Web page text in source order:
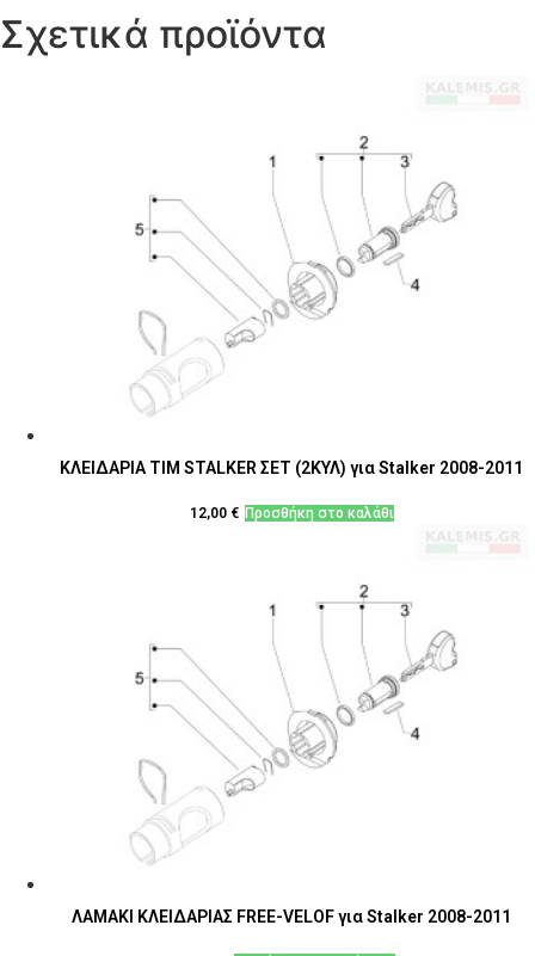
Σχετικά προϊόντα
ΚΛΕΙΔΑΡΙΑ ΤΙΜ STALKER ΣΕΤ (2ΚΥΛ) για Stalker 2008-2011
12,00 € Προσθήκη στο καλάθι
ΛΑΜΑΚΙ ΚΛΕΙΔΑΡΙΑΣ FREE-VELOF για Stalker 2008-2011